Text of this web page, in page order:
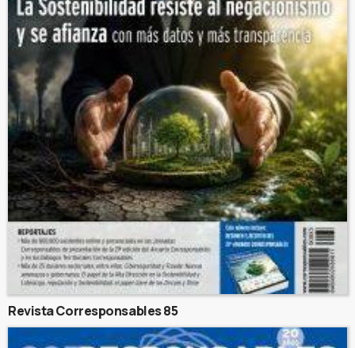
Revista Corresponsables 85